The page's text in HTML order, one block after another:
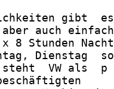
gibt
auch
8 Stunden
Dienstag
VW als